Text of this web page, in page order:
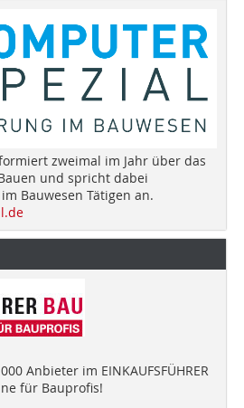
zweimal im Jahr über das
und spricht dabei
Bauwesen Tätigen an.
Anbieter im EINKAUFSFÜHRER
für Bauprofis!